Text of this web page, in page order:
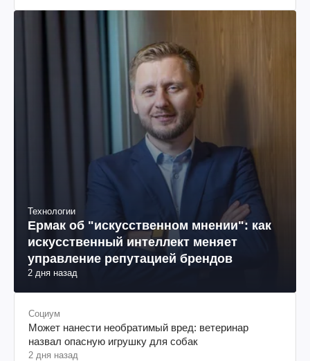
Технологии
Ермак об "искусственном мнении": как
искусственный интеллект меняет
управление репутацией брендов
2 дня назад
Социум
Может нанести необратимый вред: ветеринар
назвал опасную игрушку для собак
2 дня назад